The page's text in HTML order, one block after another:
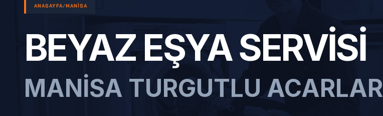
ANASAYFA/MANISA
BEYAZ EŞYA SERVISI
MANISA TURGUTLU ACARLAR